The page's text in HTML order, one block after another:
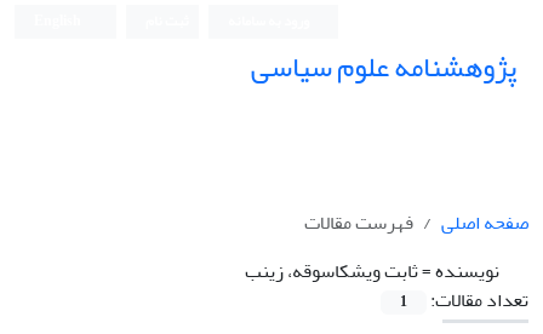
پژوهشنامه علوم سیاسی
صفحه اصلی
فهرست مقالات
نویسنده =ثابت ویشکاسوقه، زینب
تعداد مقالات:
1